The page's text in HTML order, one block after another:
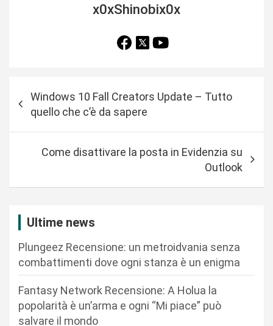
x0xShinobix0x
a
Windows 10 Fall Creators Update – Tutto
quello che c’è da sapere
Come disattivare la posta in Evidenzia su
Outlook
Ultime news
Plungeez Recensione: un metroidvania senza
combattimenti dove ogni stanza è un enigma
Fantasy Network Recensione: A Holua la
popolarità è un’arma e ogni “Mi piace” può
salvare il mondo